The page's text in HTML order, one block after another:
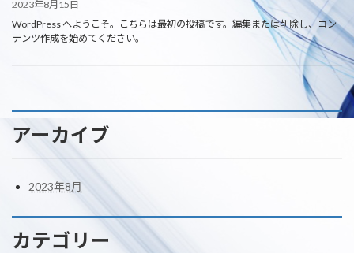
2023年8月15日
WordPress へようこそ。こちらは最初の投稿です。編集または削除し、コン
テンツ作成を始めてください。
アーカイブ
2023年8月
カテゴリー